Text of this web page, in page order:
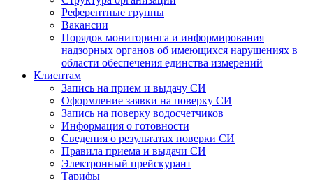
Референтные группы
Вакансии
Порядок мониторинга и информирования
надзорных органов об имеющихся нарушениях в
области обеспечения единства измерений
Клиентам
Запись на прием и выдачу СИ
Оформление заявки на поверку СИ
Запись на поверку водосчетчиков
Информация о готовности
Сведения о результатах поверки СИ
Правила приема и выдачи СИ
Электронный прейскурант
Тарифы